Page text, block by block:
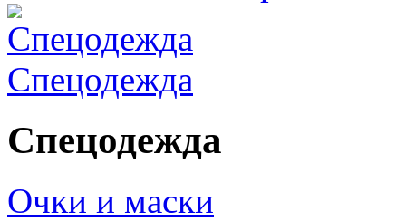
Спецодежда
Спецодежда
Очки и маски